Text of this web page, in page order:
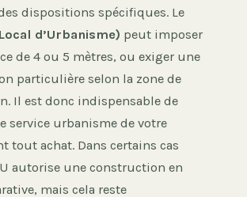
dispositions spécifiques. Le
d’Urbanisme) peut imposer
de 4 ou 5 mètres, ou exiger une
particulière selon la zone de
Il est donc indispensable de
service urbanisme de votre
tout achat. Dans certains cas
autorise une construction en
mais cela reste